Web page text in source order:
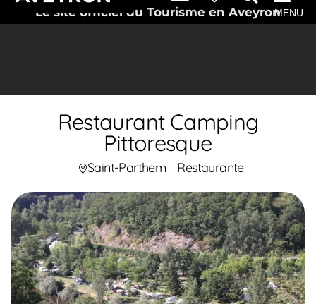
Le site officiel du Tourisme en AveyronMENU
Restaurant Camping
Pittoresque
Saint-Parthem Restaurante